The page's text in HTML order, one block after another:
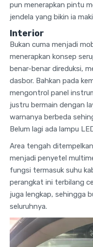
pun menerapkan pintu
jendela yang bikin ia
Interior
Bukan cuma menjadi
menerapkan konsep
benar-benar direduksi,
dasbor. Bahkan pada
mengontrol panel
justru bermain dengan
warnanya berbeda
Belum lagi ada lampu
Area tengah
menjadi penyetel
fungsi termasuk suhu
perangkat ini terbilang
juga lengkap, sehingga
seluruhnya.